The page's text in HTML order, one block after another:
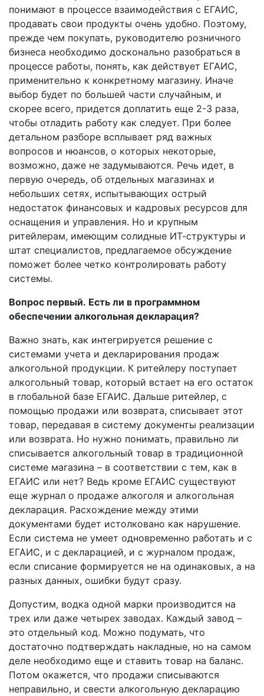
понимают в процессе взаимодействия с ЕГАИС,
продавать свои продукты очень удобно. Поэтому,
прежде чем покупать, руководителю розничного
бизнеса необходимо досконально разобраться в
процессе работы, понять, как действует ЕГАИС,
применительно к конкретному магазину. Иначе
выбор будет по большей части случайным, и
скорее всего, придется доплатить еще 2-3 раза,
чтобы отладить работу как следует. При более
детальном разборе всплывает ряд важных
вопросов и нюансов, о которых некоторые,
возможно, даже не задумываются. Речь идет, в
первую очередь, об отдельных магазинах и
небольших сетях, испытывающих острый
недостаток финансовых и кадровых ресурсов для
оснащения и управления. Но и крупным
ритейлерам, имеющим солидные ИТ-структуры и
штат специалистов, предлагаемое обсуждение
поможет более четко контролировать работу
системы.
Вопрос первый. Есть ли в программном
обеспечении алкогольная декларация?
Важно знать, как интегрируется решение с
системами учета и декларирования продаж
алкогольной продукции. К ритейлеру поступает
алкогольный товар, который встает на его остаток
в глобальной базе ЕГАИС. Дальше ритейлер, с
помощью продажи или возврата, списывает этот
товар, передавая в систему документы реализации
или возврата. Но нужно понимать, правильно ли
списывается алкогольный товар в традиционной
системе магазина – в соответствии с тем, как в
ЕГАИС или нет? Ведь кроме ЕГАИС существуют
еще журнал о продаже алкоголя и алкогольная
декларация. Расхождение между этими
документами будет истолковано как нарушение.
Если система не умеет одновременно работать и с
ЕГАИС, и с декларацией, и с журналом продаж,
если списание формируется не на одинаковых, а на
разных данных, ошибки будут сразу.
Допустим, водка одной марки производится на
трех или даже четырех заводах. Каждый завод –
это отдельный код. Можно подумать, что
достаточно подтверждать накладные, но на самом
деле необходимо еще и ставить товар на баланс.
Потом окажется, что продажи списываются
неправильно, и свести алкогольную декларацию